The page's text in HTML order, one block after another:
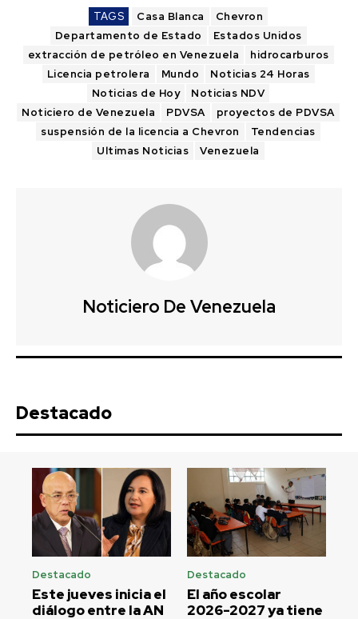
TAGS Casa Blanca
Chevron
Departamento de Estado
Estados Unidos
extracción de petróleo en Venezuela
hidrocarburos
Licencia petrolera
Mundo
Noticias 24 Horas
Noticias de Hoy
Noticias NDV
Noticiero de Venezuela
PDVSA
proyectos de PDVSA
suspensión de la licencia a Chevron
Tendencias
Ultimas Noticias
Venezuela
Noticiero De Venezuela
Destacado
Destacado
Este jueves inicia el
diálogo entre la AN
Destacado
El año escolar
2026-2027 ya tiene